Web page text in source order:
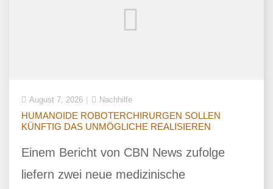
August 7, 2026 Nachhilfe
HUMANOIDE ROBOTERCHIRURGEN SOLLEN
KÜNFTIG DAS UNMÖGLICHE REALISIEREN
Einem Bericht von CBN News zufolge
liefern zwei neue medizinische